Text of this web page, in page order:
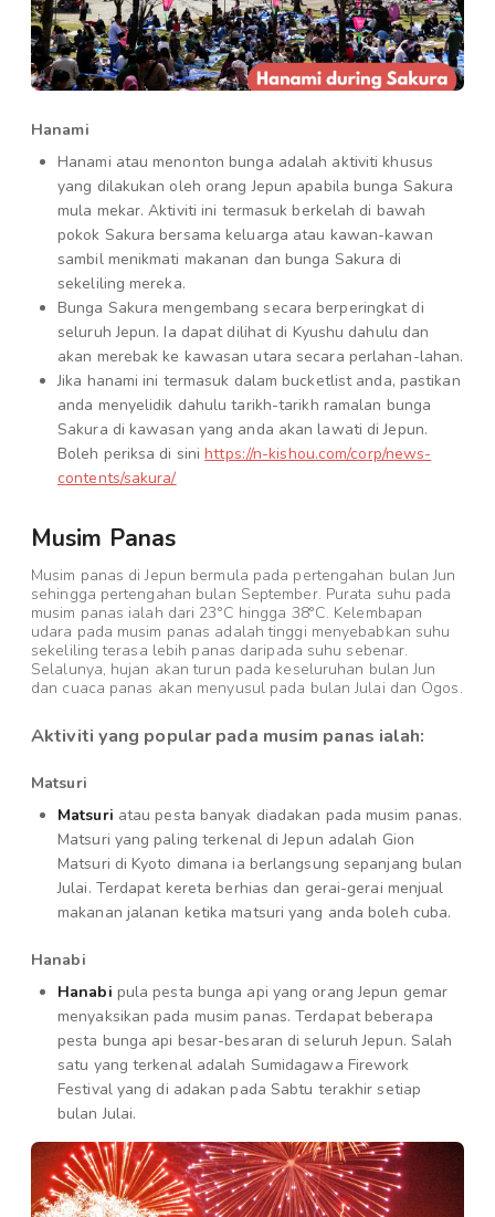
Hanami
Hanami atau menonton bunga adalah aktiviti khusus
yang dilakukan oleh orang Jepun apabila bunga Sakura
mula mekar. Aktiviti ini termasuk berkelah di bawah
pokok Sakura bersama keluarga atau kawan-kawan
sambil menikmati makanan dan bunga Sakura di
sekeliling mereka.
Bunga Sakura mengembang secara berperingkat di
seluruh Jepun. Ia dapat dilihat di Kyushu dahulu dan
akan merebak ke kawasan utara secara perlahan-lahan.
Jika hanami ini termasuk dalam bucketlist anda, pastikan
anda menyelidik dahulu tarikh-tarikh ramalan bunga
Sakura di kawasan yang anda akan lawati di Jepun.
Boleh periksa di sinihttps://n-kishou.com/corp/news-
contents/sakura/
Musim Panas
Musim panas di Jepun bermula pada pertengahan bulan Jun
sehingga pertengahan bulan September. Purata suhu pada
musim panas ialah dari 23°C hingga 38°C. Kelembapan
udara pada musim panas adalah tinggi menyebabkan suhu
sekeliling terasa lebih panas daripada suhu sebenar.
Selalunya, hujan akan turun pada keseluruhan bulan Jun
dan cuaca panas akan menyusul pada bulan Julai dan Ogos.
Aktiviti yang popular pada musim panas ialah:
Matsuri
Matsuri atau pesta banyak diadakan pada musim panas.
Matsuri yang paling terkenal di Jepun adalah Gion
Matsuri di Kyoto dimana ia berlangsung sepanjang bulan
Julai. Terdapat kereta berhias dan gerai-gerai menjual
makanan jalanan ketika matsuri yang anda boleh cuba.
Hanabi
Hanabi pula pesta bunga api yang orang Jepun gemar
menyaksikan pada musim panas. Terdapat beberapa
pesta bunga api besar-besaran di seluruh Jepun. Salah
satu yang terkenal adalah Sumidagawa Firework
Festival yang di adakan pada Sabtu terakhir setiap
bulan Julai.